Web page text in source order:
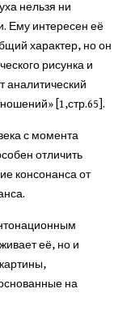
нельзя ни
Ему интересен её
характер, но он
рисунка и
аналитический
[1,стр.65].
с момента
отличить
консонанса от
её, но и
на